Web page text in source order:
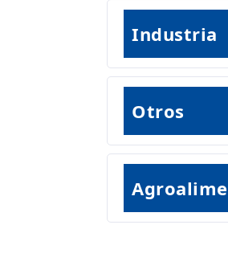
Industria
Otros